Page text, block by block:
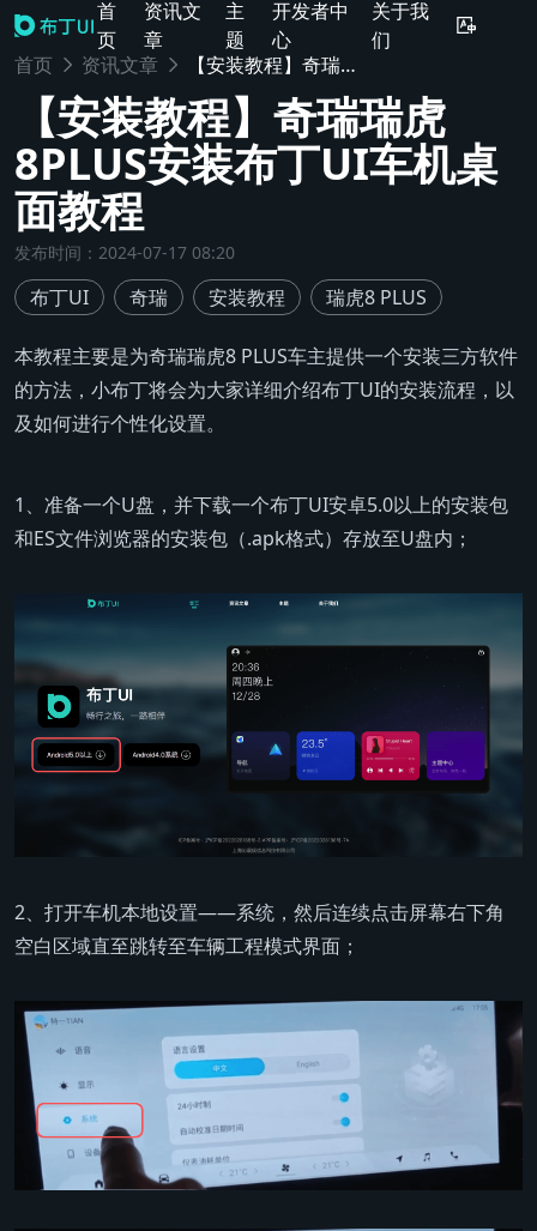
首
页
资讯文
章
主
题
开发者中
心
关于我
们
首页
资讯文章 【安装教程】奇瑞瑞虎8PLUS安装布丁UI车机桌面教程
【安装教程】奇瑞瑞虎
8PLUS安装布丁UI车机桌
面教程
发布时间 ： 2024-07-17 08:20
布丁UI 奇瑞 安装教程 瑞虎8 PLUS
本教程主要是为奇瑞瑞虎8 PLUS车主提供一个安装三方软件
的方法，小布丁将会为大家详细介绍布丁UI的安装流程，以
及如何进行个性化设置。
1、准备一个U盘，并下载一个布丁UI安卓5.0以上的安装包
和ES文件浏览器的安装包（.apk格式）存放至U盘内；
2、打开车机本地设置——系统，然后连续点击屏幕右下角
空白区域直至跳转至车辆工程模式界面；